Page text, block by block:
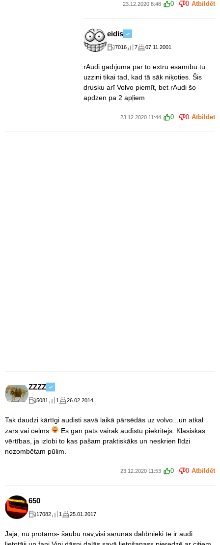
23.12.2020 8:48 0 0 Atbildēt
eidis
7016 7 07.11.2001
rAudi gadījumā par to extru esamību tu
uzzini tikai tad, kad tā sāk niķoties. Šis
drusku arī Volvo piemīt, bet rAudi šo
apdzen pa 2 apļiem
23.12.2020 11:44 0 0 Atbildēt
ZZZZ
5081 1 26.02.2014
Tak daudzi kārtīgi audisti savā laikā pārsēdās uz volvo...un atkal
zars vai celms
Es gan pats vairāk audistu piekritējs. Klasiskas
vērtības, ja izlobi to kas pašam praktiskāks un neskrien līdzi
nozombētam pūlim.
23.12.2020 11:53 0 0 Atbildēt
650
17082 1 25.01.2017
Jājā, nu protams- šaubu nav,visi sarunas dalībnieki te ir audi